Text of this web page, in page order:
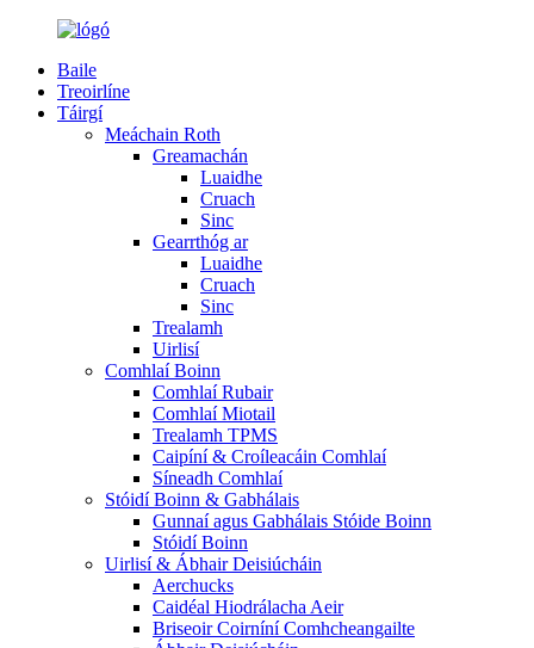
Baile
Treoirlíne
Táirgí
Meáchain Roth
Greamachán
Luaidhe
Cruach
Sinc
Gearrthóg ar
Luaidhe
Cruach
Sinc
Trealamh
Uirlisí
Comhlaí Boinn
Comhlaí Rubair
Comhlaí Miotail
Trealamh TPMS
Caipíní & Croíleacáin Comhlaí
Síneadh Comhlaí
Stóidí Boinn & Gabhálais
Gunnaí agus Gabhálais Stóide Boinn
Stóidí Boinn
Uirlisí & Ábhair Deisiúcháin
Aerchucks
Caidéal Hiodrálacha Aeir
Briseoir Coirníní Comhcheangailte